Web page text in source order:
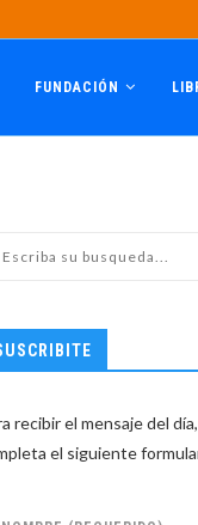
FUNDACIÓN
recibir el mensaje del
el siguiente